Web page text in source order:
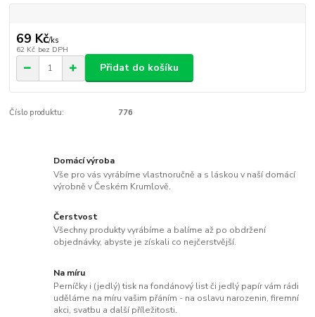
69 Kč/ks
62 Kč bez DPH
Přidat do košíku
Číslo produktu: 776
Domácí výroba
Vše pro vás vyrábíme vlastnoručně a s láskou v naší domácí
výrobně v Českém Krumlově.
Čerstvost
Všechny produkty vyrábíme a balíme až po obdržení
objednávky, abyste je získali co nejčerstvější.
Na míru
Perníčky i (jedlý) tisk na fondánový list či jedlý papír vám rádi
uděláme na míru vašim přáním - na oslavu narozenin, firemní
akci, svatbu a další příležitosti.